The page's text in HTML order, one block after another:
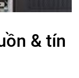
& tín